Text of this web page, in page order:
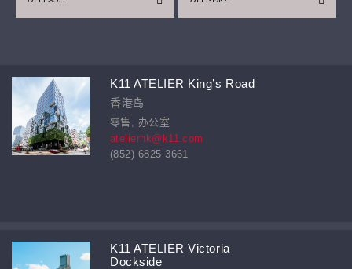
K11 ATELIER King’s Road
香港岛
零售, 办公室
atelierhk@k11.com
(852) 6825 3661
K11 ATELIER Victoria
Dockside